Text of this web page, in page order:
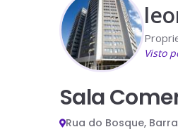
Visto
Sala
Rua do Bosque,